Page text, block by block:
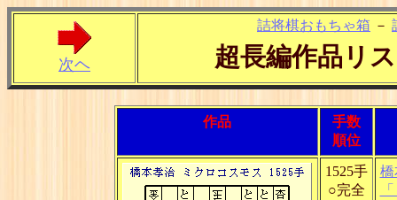
次ヘ
詰将棋おもちゃ箱 －
超長編作品リ
作品
手数
順位
1525手
○完全
橋